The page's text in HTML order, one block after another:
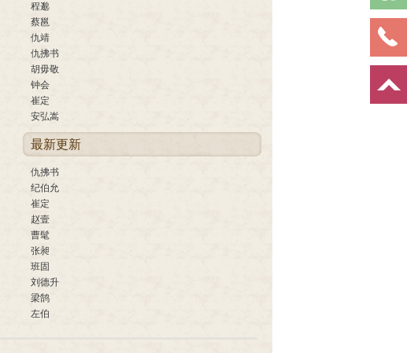
程邈
蔡邕
仇靖
仇拂书
胡毋敬
钟会
崔定
安弘嵩
最新更新
仇拂书
纪伯允
崔定
赵壹
曹髦
张昶
班固
刘德升
梁鹄
左伯